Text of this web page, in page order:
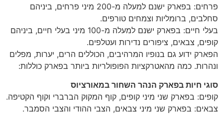
פרחים: בפארק ישנם למעלה מ-200 מיני פרחים, ביניהם
סחלבים, ברומליות וצמחים טורפים.
בעלי חיים: בפארק ישנם למעלה מ-100 מיני בעלי חיים, ביניהם
קופים, צבאים, ציפורים נדירות ועטלפים.
הפארק ידוע גם בנופיו המרהיבים, הכוללים הרים, יערות, מפלים
ונהרות. כמה מהאטרקציות הפופולריות ביותר בפארק כוללות:
סוגי חיות בפארק הנהר השחור במאורציוס
קופים: בפארק שני מיני קופים, קוף המקוק הברברי וקוף הקטיפה.
צבאים: בפארק שני מיני צבאים, הצבי ההודי והצבי הסמבר.